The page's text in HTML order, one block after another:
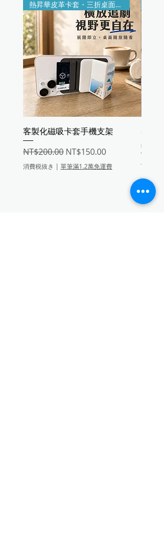
熱昇華皮革卡套・三折桌面支架
客製化磁吸卡套手機支架
通常価格
NT$200.00 セール価格
NT$150.00
消費税抜き | 單筆滿1.2萬免運費
客製
品盤
通常価
消費税抜